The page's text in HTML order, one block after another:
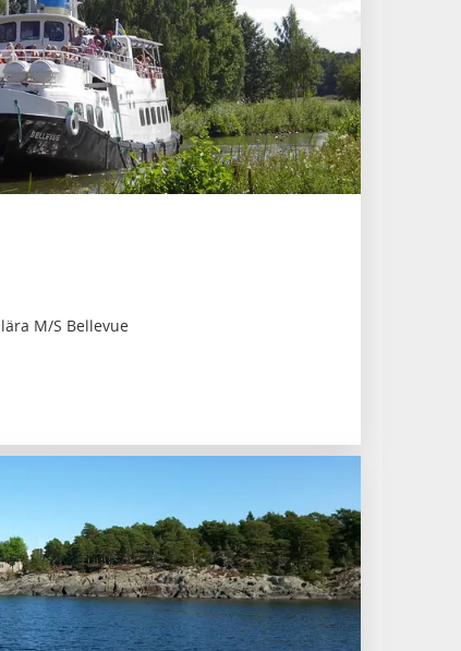
M/S Bellevue